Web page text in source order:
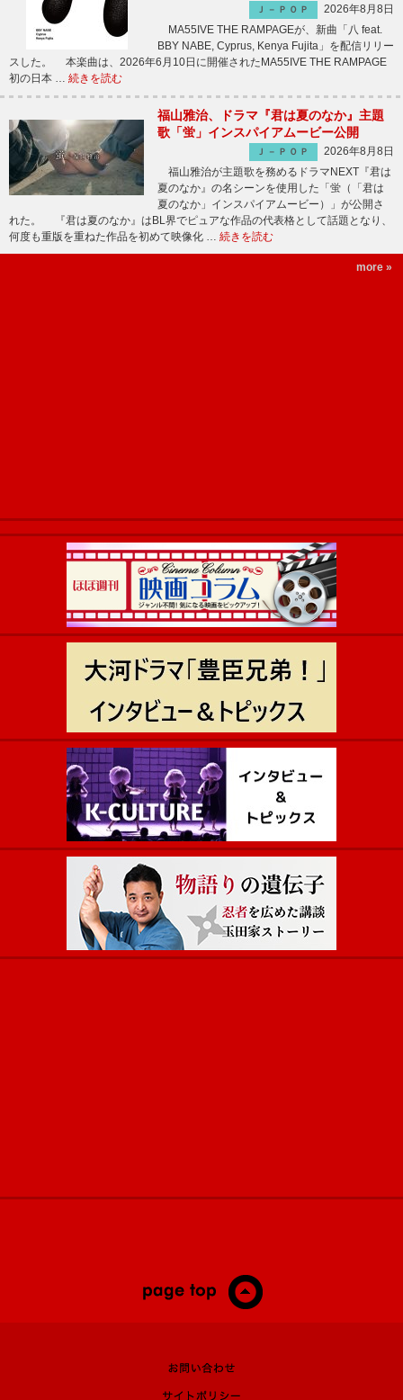
Ｊ－ＰＯＰ
2026年8月8日
MA55IVE THE RAMPAGEが、新曲「八 feat.
BBY NABE, Cyprus, Kenya Fujita」を配信リリー
スした。 本楽曲は、2026年6月10日に開催されたMA55IVE THE RAMPAGE
初の日本 … 続きを読む
福山雅治、ドラマ『君は夏のなか』主題
歌「蛍」インスパイアムービー公開
Ｊ－ＰＯＰ
2026年8月8日
福山雅治が主題歌を務めるドラマNEXT『君は
夏のなか』の名シーンを使用した「蛍（「君は
夏のなか」インスパイアムービー）」が公開さ
れた。 『君は夏のなか』はBL界でピュアな作品の代表格として話題となり、
何度も重版を重ねた作品を初めて映像化 … 続きを読む
more »